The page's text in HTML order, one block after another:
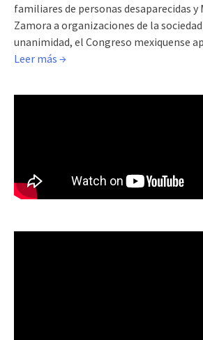
familiares de personas desaparecidas y
Zamora a organizaciones de la
unanimidad, el Congreso mexiquense
Leer más →